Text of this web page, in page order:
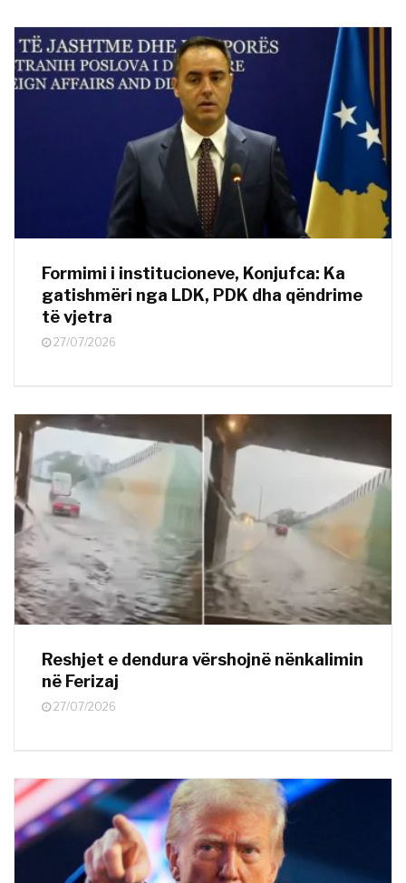
Formimi i institucioneve, Konjufca: Ka
gatishmëri nga LDK, PDK dha qëndrime
të vjetra
27/07/2026
Reshjet e dendura vërshojnë nënkalimin
në Ferizaj
27/07/2026